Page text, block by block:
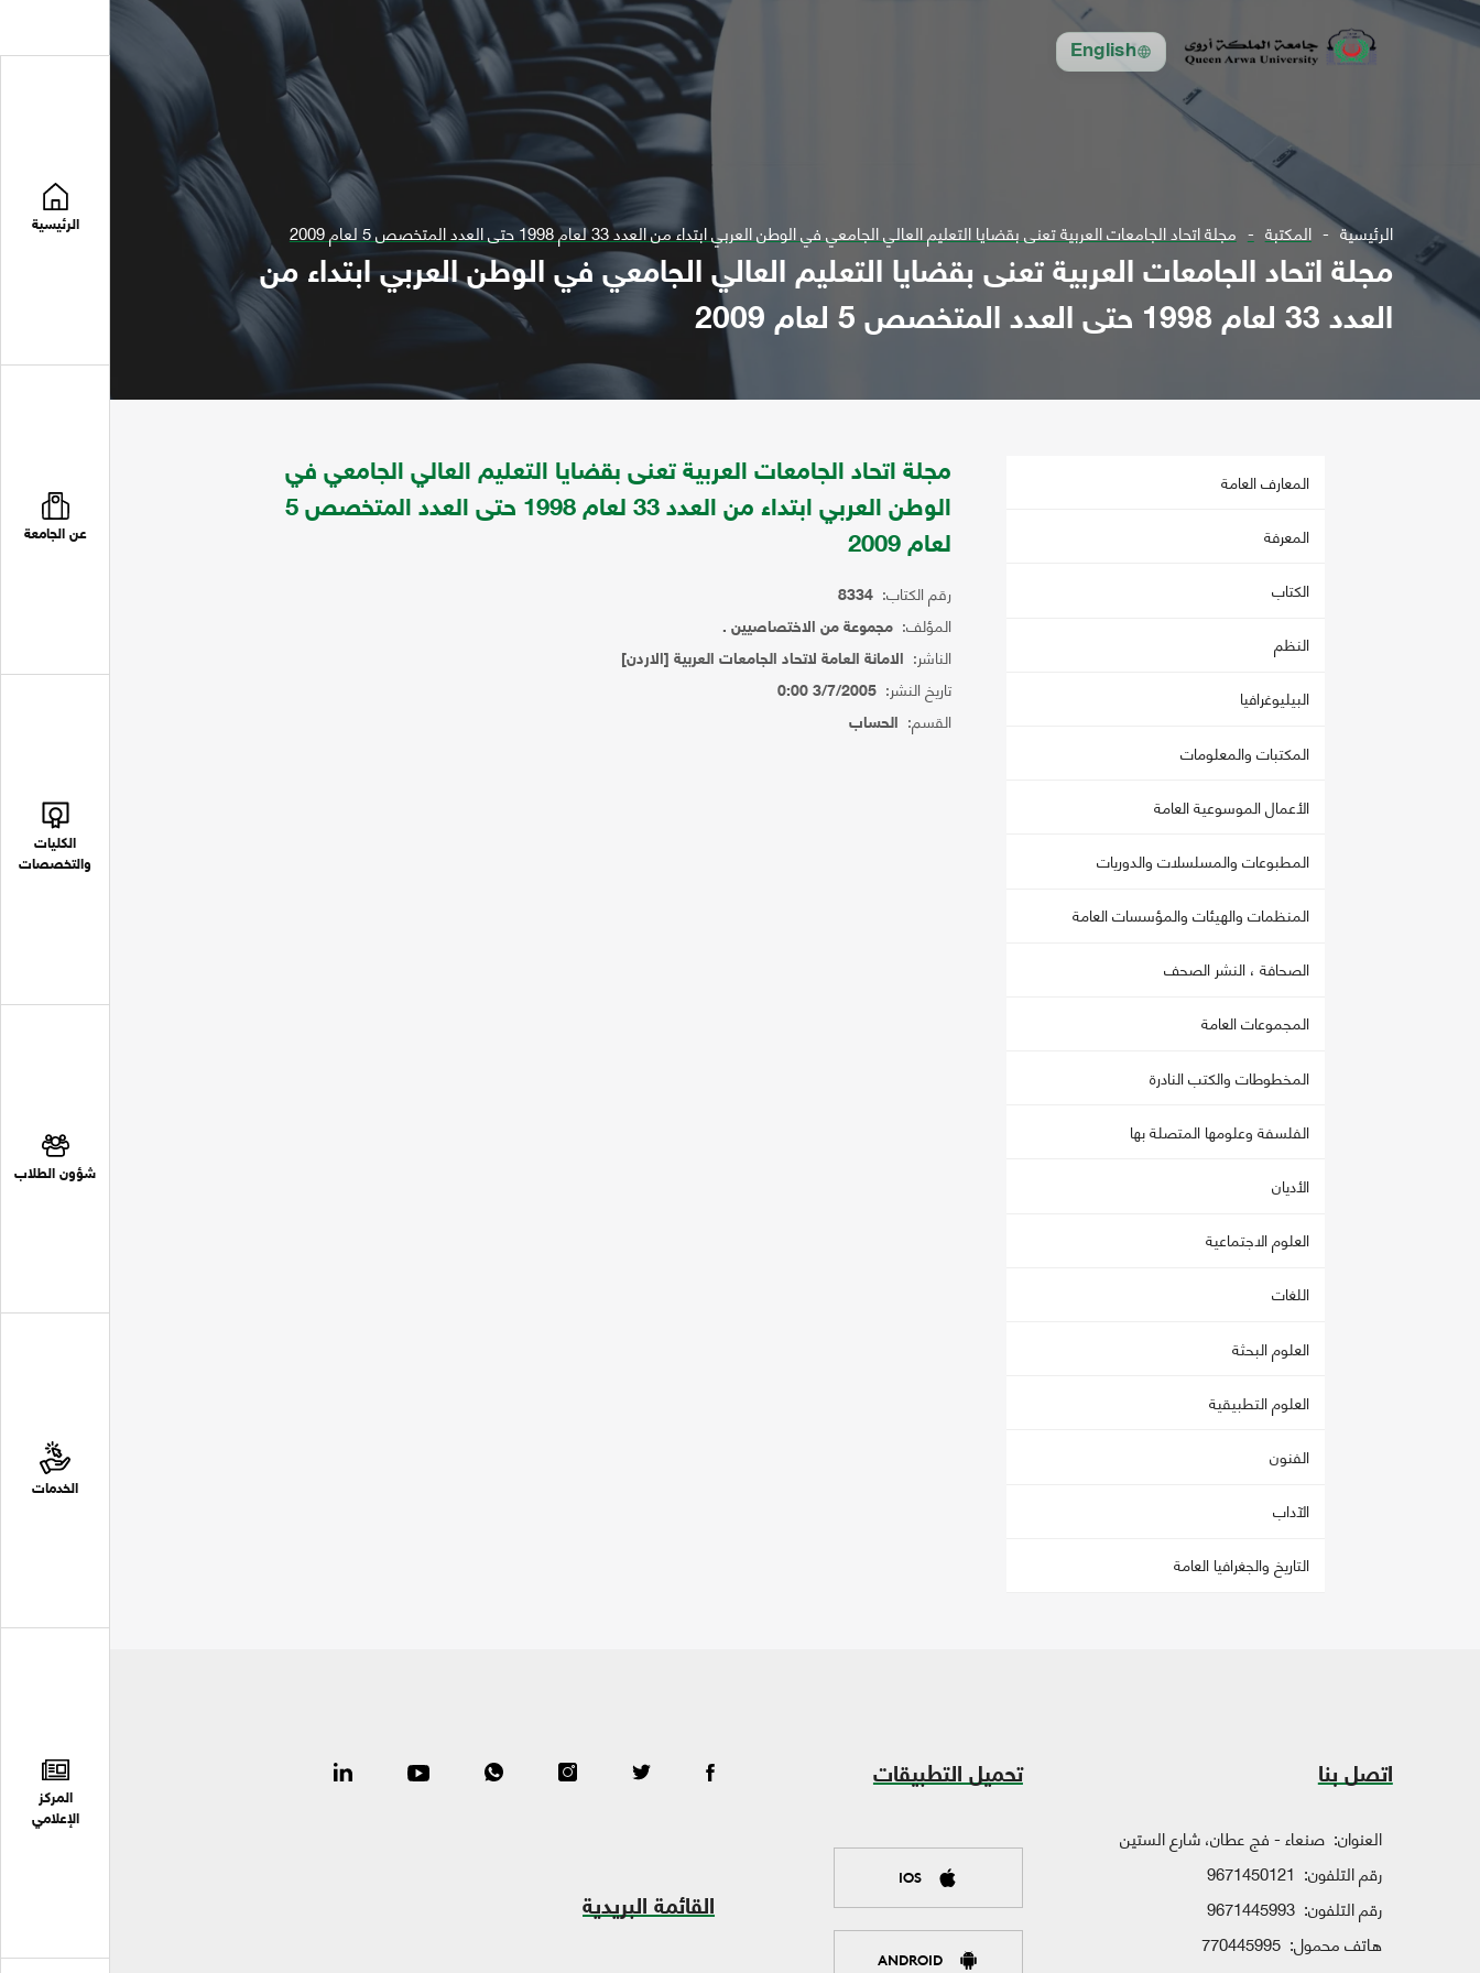
English
الرئيسية
عن الجامعة
الكليات
والتخصصات
شؤون الطلاب
الخدمات
المركز
الإعلامي
الرئيسية المكتبة مجلة اتحاد الجامعات العربية تعنى بقضايا التعليم العالي الجامعي في الوطن العربي ابتداء من العدد 33 لعام 1998 حتى العدد المتخصص 5 لعام 2009
مجلة اتحاد الجامعات العربية تعنى بقضايا التعليم العالي الجامعي في الوطن العربي ابتداء من
العدد 33 لعام 1998 حتى العدد المتخصص 5 لعام 2009
المعارف العامة
المعرفة
الكتاب
النظم
البيليوغرافيا
المكتبات والمعلومات
الأعمال الموسوعية العامة
المطبوعات والمسلسلات والدوريات
المنظمات والهيئات والمؤسسات العامة
الصحافة ، النشر الصحف
المجموعات العامة
المخطوطات والكتب النادرة
الفلسفة وعلومها المتصلة بها
الأديان
العلوم الاجتماعية
اللغات
العلوم البحثة
العلوم التطبيقية
الفنون
الآداب
التاريخ والجغرافيا العامة
مجلة اتحاد الجامعات العربية تعنى بقضايا التعليم العالي الجامعي في
الوطن العربي ابتداء من العدد 33 لعام 1998 حتى العدد المتخصص 5
لعام 2009
رقم الكتاب: 8334
المؤلف: مجموعة من الاختصاصيين .
الناشر: الامانة العامة لاتحاد الجامعات العربية [الاردن]
تاريخ النشر: 3/7/2005 0:00
القسم: الحساب
اتصل بنا
العنوان: صنعاء - فج عطان، شارع الستين
رقم التلفون: 9671450121
رقم التلفون: 9671445993
هاتف محمول: 770445995
تحميل التطبيقات
IOS
ANDROID
القائمة البريدية